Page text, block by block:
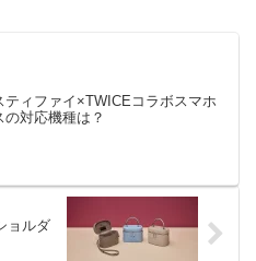
ティファイ×TWICEコラボスマホ
の対応機種は？
ョルダ